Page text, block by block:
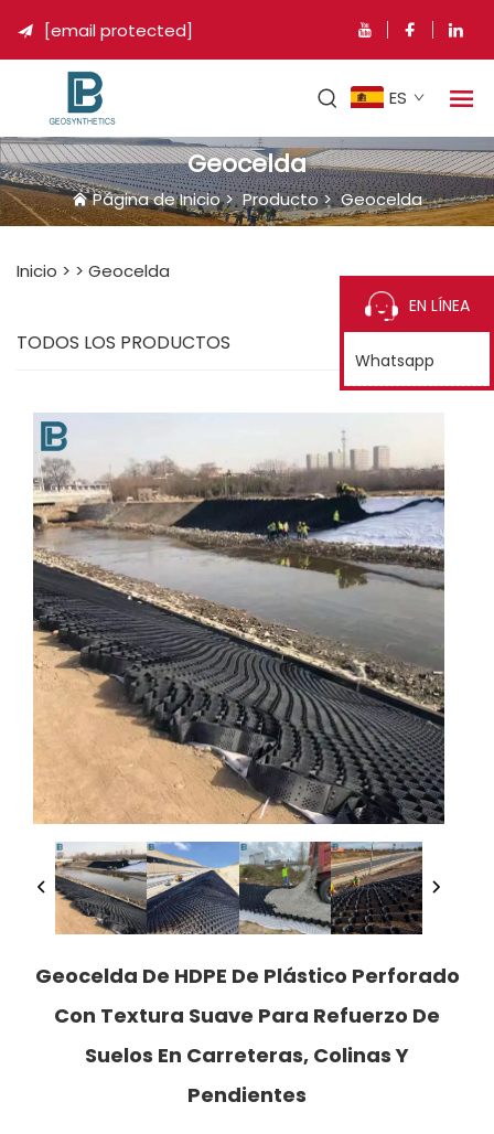
 [email protected]
ES
Geocelda
Página de Inicio>Producto>Geocelda
Inicio > > Geocelda
TODOS LOS PRODUCTOS
Geocelda De HDPE De Plástico Perforado
Con Textura Suave Para Refuerzo De
Suelos En Carreteras, Colinas Y
Pendientes
EN LÍNEA
Whatsapp